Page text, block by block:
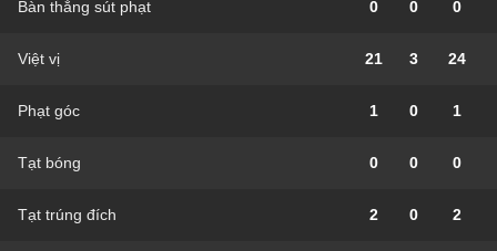
Bàn thắng sút phạt 0 0 0
Việt vị 21 3 24
Phạt góc 1 0 1
Tạt bóng 0 0 0
Tạt trúng đích 2 0 2